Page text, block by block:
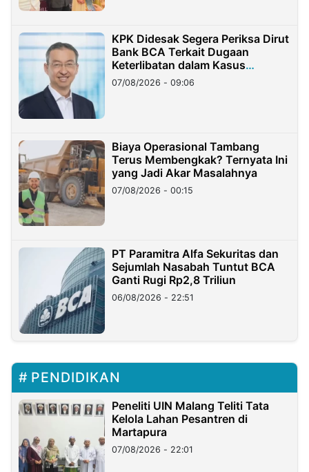
KPK Didesak Segera Periksa Dirut
Bank BCA Terkait Dugaan
Keterlibatan dalam Kasus
Hilangnya Dana Nasabah Rp2,58
Miliar
07/08/2026 - 09:06
Biaya Operasional Tambang
Terus Membengkak? Ternyata Ini
yang Jadi Akar Masalahnya
07/08/2026 - 00:15
PT Paramitra Alfa Sekuritas dan
Sejumlah Nasabah Tuntut BCA
Ganti Rugi Rp2,8 Triliun
06/08/2026 - 22:51
PENDIDIKAN
Peneliti UIN Malang Teliti Tata
Kelola Lahan Pesantren di
Martapura
07/08/2026 - 22:01